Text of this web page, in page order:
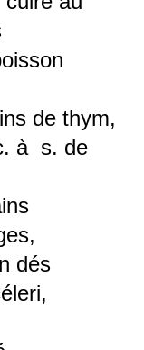
de thym,
à s. de
dés